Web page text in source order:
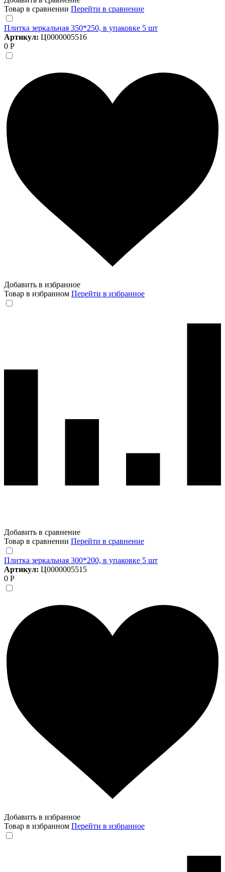
Товар в сравнении Перейти в сравнение
Плитка зеркальная 350*250, в упаковке 5 шт
Артикул: Ц0000005516
0 Р
Добавить в избранное
Товар в избранном Перейти в избранное
Добавить в сравнение
Товар в сравнении Перейти в сравнение
Плитка зеркальная 300*200, в упаковке 5 шт
Артикул: Ц0000005515
0 Р
Добавить в избранное
Товар в избранном Перейти в избранное